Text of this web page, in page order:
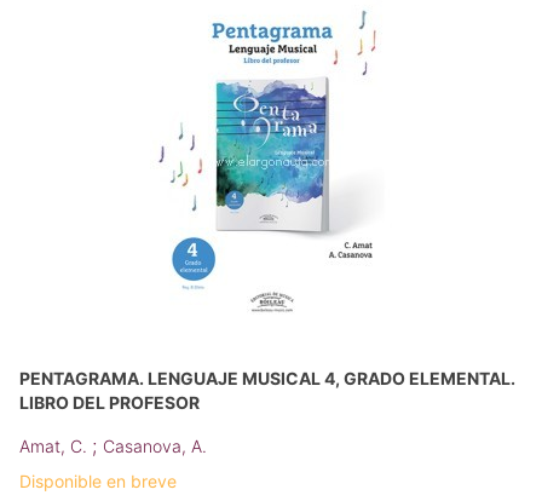
PENTAGRAMA. LENGUAJE MUSICAL 4, GRADO ELEMENTAL.
LIBRO DEL PROFESOR
Amat, C. ; Casanova, A.
Disponible en breve